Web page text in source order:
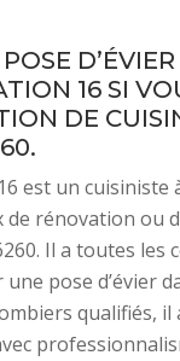
16 SI
DE
est un cuisiniste
rénovation ou
Il a toutes les
pose d’évier
qualifiés, il